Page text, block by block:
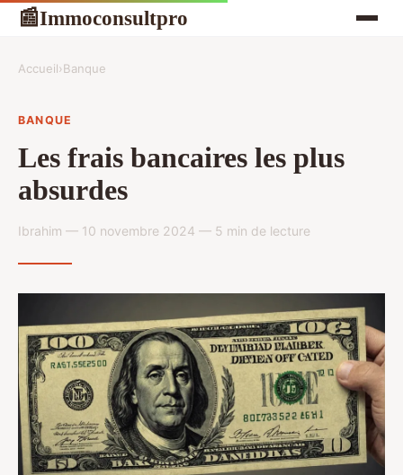
📰Immoconsultpro
Accueil›Banque
BANQUE
Les frais bancaires les plus
absurdes
Ibrahim — 10 novembre 2024 — 5 min de lecture